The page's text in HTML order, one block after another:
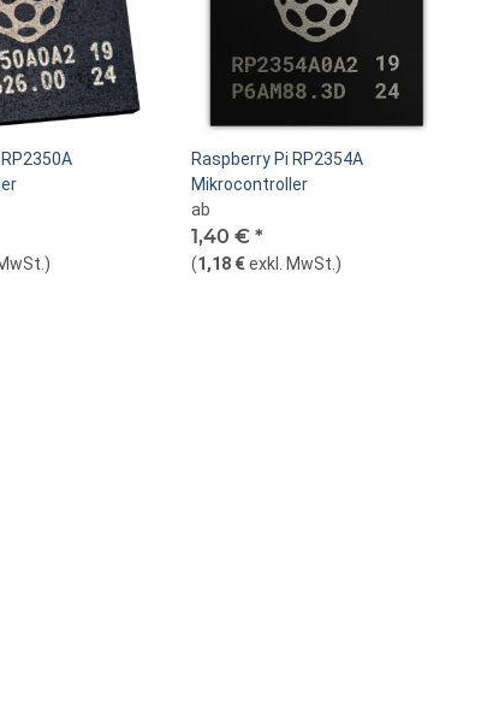
)
Raspberry Pi RP2354A
Mikrocontroller
ab
1,40 € *
(1,18 € exkl. MwSt. )